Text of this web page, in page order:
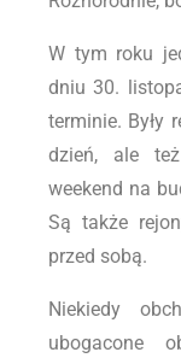
W tym roku
dniu 30.
terminie. Były
dzień, ale
weekend na
Są także
przed sobą.
Niekiedy
ubogacone